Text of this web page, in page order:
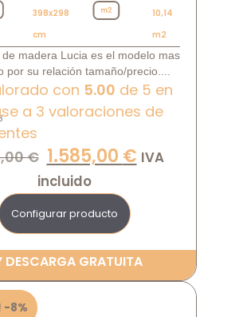
398x298
cm
10,14
m2
madera Lucia es el modelo mas
por su relación tamaño/precio....
con 5.00 de 5 en
a 3 valoraciones de
€ 1.585,00 € IVA
incluido
Configurar producto
DESCARGA GRATUITA
-8%